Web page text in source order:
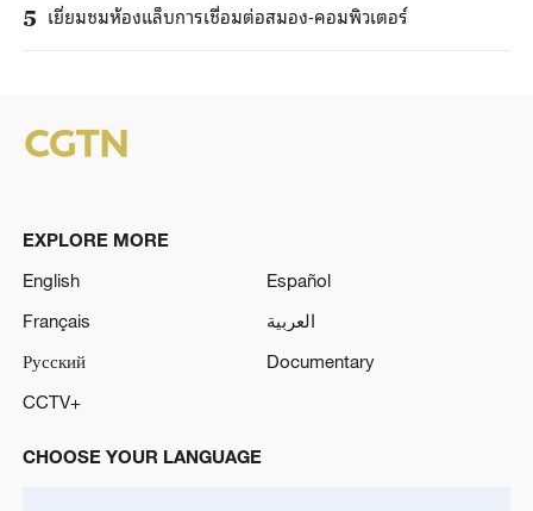
5 เยี่ยมชมห้องแล็บการเชื่อมต่อสมอง-คอมพิวเตอร์
EXPLORE MORE
English
Español
Français
العربية
Русский
Documentary
CCTV+
CHOOSE YOUR LANGUAGE